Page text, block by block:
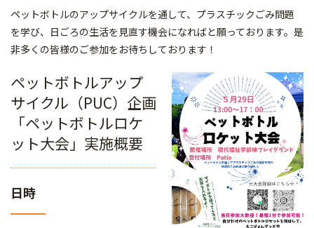
ペットボトルのアップサイクルを通して、プラスチックごみ問題
を学び、日ごろの生活を見直す機会になればと願っております。是
非多くの皆様のご参加をお待ちしております！
ペットボトルアップ
サイクル（PUC）企画
「ペットボトルロケ
ット大会」実施概要
日時